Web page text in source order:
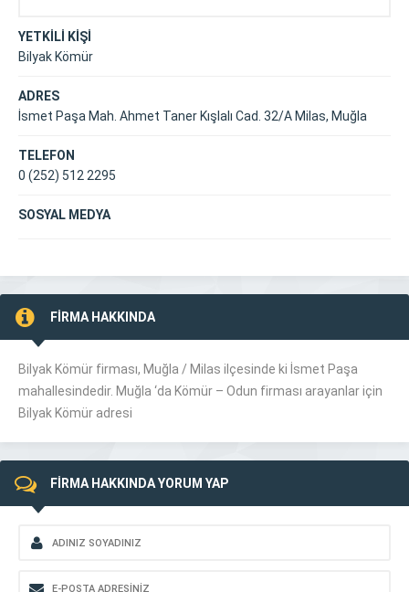
YETKİLİ KİŞİ
Bilyak Kömür
ADRES
İsmet Paşa Mah. Ahmet Taner Kışlalı Cad. 32/A Milas, Muğla
TELEFON
0 (252) 512 2295
SOSYAL MEDYA
FİRMA HAKKINDA
Bilyak Kömür firması, Muğla / Milas ilçesinde ki İsmet Paşa
mahallesindedir. Muğla ‘da Kömür – Odun firması arayanlar için
Bilyak Kömür adresi
FİRMA HAKKINDA YORUM YAP